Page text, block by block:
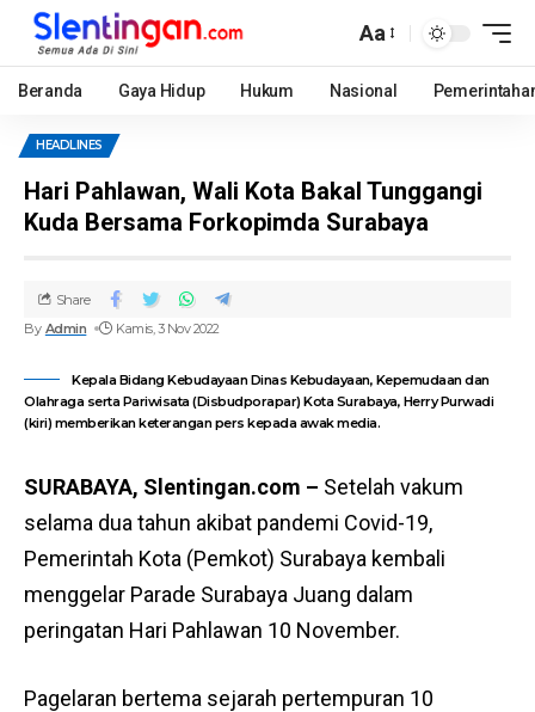
Aa
Beranda Gaya Hidup Hukum Nasional
HEADLINES
Hari Pahlawan, Wali Kota Bakal Tunggangi
Kuda Bersama Forkopimda Surabaya
By Admin Kamis, 3 Nov 2022
Share
Kepala Bidang Kebudayaan Dinas Kebudayaan, Kepemudaan dan
Olahraga serta Pariwisata (Disbudporapar) Kota Surabaya, Herry Purwadi
(kiri) memberikan keterangan pers kepada awak media.
SURABAYA, Slentingan.com – Setelah vakum
selama dua tahun akibat pandemi Covid-19,
Pemerintah Kota (Pemkot) Surabaya kembali
menggelar Parade Surabaya Juang dalam
peringatan Hari Pahlawan 10 November.
Pagelaran bertema sejarah pertempuran 10